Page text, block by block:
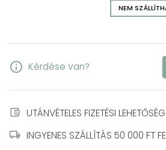
NEM
info Kérdése van?
account_balance_wallet UTÁNVÉTELES FIZETÉSI LEHETŐSÉG
local_shipping INGYENES SZÁLLÍTÁS 50 000 FT